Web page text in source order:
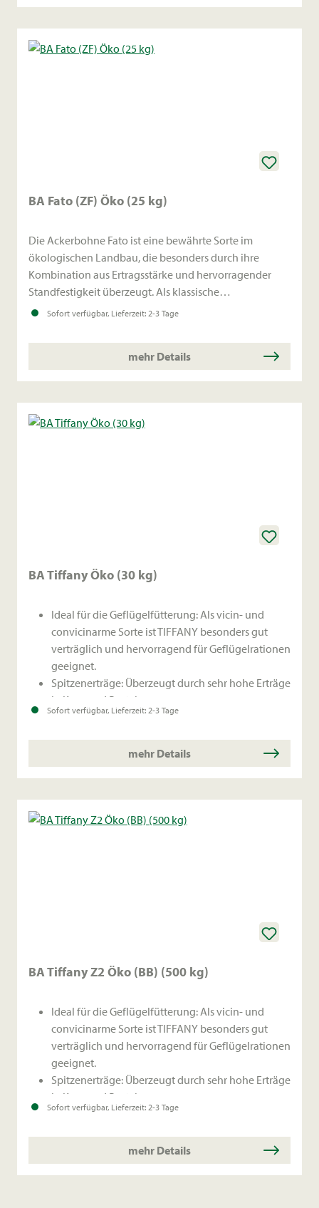
BA Fato (ZF) Öko (25 kg)
Die Ackerbohne Fato ist eine bewährte Sorte im
ökologischen Landbau, die besonders durch ihre
Kombination aus Ertragsstärke und hervorragender
Standfestigkeit überzeugt. Als klassische
Körnerleguminose spielt sie eine Schlüsselrolle bei der
Sofort verfügbar, Lieferzeit: 2-3 Tage
mehr Details
BA Tiffany Öko (30 kg)
Ideal für die Geflügelfütterung: Als vicin- und
convicinarme Sorte ist TIFFANY besonders gut
verträglich und hervorragend für Geflügelrationen
geeignet.
Spitzenerträge: Überzeugt durch sehr hohe Erträge
in Korn und Protein.
Hervorragende Agronomie: Standfeste Sorte mit
Anbauregionen durch ihre Sicherheit überzeugt.
Sofort verfügbar, Lieferzeit: 2-3 Tage
mehr Details
BA Tiffany Z2 Öko (BB) (500 kg)
Ideal für die Geflügelfütterung: Als vicin- und
convicinarme Sorte ist TIFFANY besonders gut
verträglich und hervorragend für Geflügelrationen
geeignet.
Spitzenerträge: Überzeugt durch sehr hohe Erträge
in Korn und Protein.
Hervorragende Agronomie: Standfeste Sorte mit
Anbauregionen durch ihre Sicherheit überzeugt.
Sofort verfügbar, Lieferzeit: 2-3 Tage
mehr Details